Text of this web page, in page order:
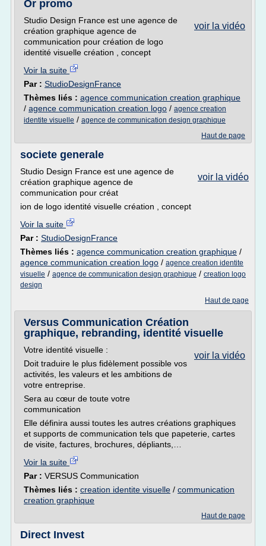
Or promo
voir la vidéo
Studio Design France est une agence de
création graphique agence de
communication pour création de logo
identité visuelle création , concept
Voir la suite
Par : StudioDesignFrance
Thèmes liés : agence communication creation graphique
/ agence communication creation logo / agence creation
identite visuelle / agence de communication design graphique
Haut de page
societe generale
voir la vidéo
Studio Design France est une agence de
création graphique agence de
communication pour créat
ion de logo identité visuelle création , concept
Voir la suite
Par : StudioDesignFrance
Thèmes liés : agence communication creation graphique /
agence communication creation logo / agence creation identite
visuelle / agence de communication design graphique / creation logo
design
Haut de page
Versus Communication Création
graphique, rebranding, identité visuelle
voir la vidéo
Votre identité visuelle :
Doit traduire le plus fidèlement possible vos
activités, les valeurs et les ambitions de
votre entreprise.
Sera au cœur de toute votre
communication
Elle définira aussi toutes les autres créations graphiques
et supports de communication tels que papeterie, cartes
de visite, factures, brochures, dépliants,…
Voir la suite
Par : VERSUS Communication
Thèmes liés : creation identite visuelle / communication
creation graphique
Haut de page
Direct Invest